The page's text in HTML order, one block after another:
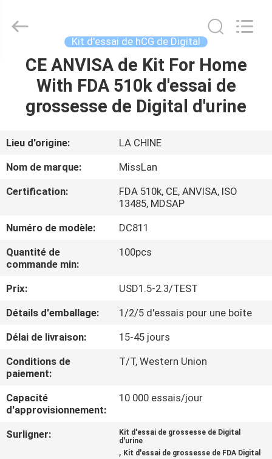
MAISON
PRODUITS
AU
SUJET
DE
VISITE
D'USINE
DE
QUALITÉ
CONTACTEZ-
NOUS
NOUVELLES
Guangzhou
Decheng
Reserved.
Kit d'essai de hCG de Digital
CE ANVISA de Kit For Home
With FDA 510k d'essai de
grossesse de Digital d'urine
Lieu d'origine:
LA CHINE
Nom de marque:
MissLan
Certification:
FDA 510k, CE, ANVISA, ISO
13485, MDSAP
Numéro de modèle:
DC811
Quantité de
commande min:
100pcs
Prix:
USD1.5-2.3/TEST
Détails d'emballage:
1/2/5 d'essais pour une boîte
Délai de livraison:
15-45 jours
Conditions de
paiement:
T/T, Western Union
Capacité
d'approvisionnement:
10 000 essais/jour
Surligner:
Kit d'essai de grossesse de Digital
d'urine
, Kit d'essai de grossesse de FDA Digital